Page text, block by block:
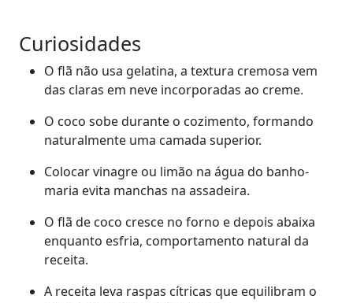
Curiosidades
O flã não usa gelatina, a textura cremosa vem
das claras em neve incorporadas ao creme.
O coco sobe durante o cozimento, formando
naturalmente uma camada superior.
Colocar vinagre ou limão na água do banho-
maria evita manchas na assadeira.
O flã de coco cresce no forno e depois abaixa
enquanto esfria, comportamento natural da
receita.
A receita leva raspas cítricas que equilibram o